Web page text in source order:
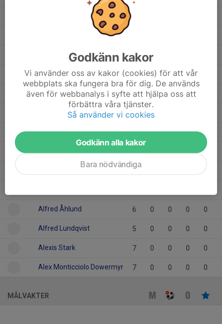
Kevin Mejias 4 0
Hugo Nyman 5 0 0 0
Holger Lindqvist 7 0 0 0
Edward Thellbro 7 0
Charlie Åsander 6 0 0 0
6 0 0 0 0
4
Alfred Åhlund 6 0 0 0 0
Alfred Lundqvist 5 0 0 0 0
Alexis Stark 7 0 0 0 0
Alex Monticciolo Dowermyr 7 0 0 0 0
MÅLVAKTER
Godkänn kakor
Vi använder oss av kakor (cookies) för att vår
webbplats ska fungera bra för dig. De används
även för webbanalys i syfte att hjälpa oss att
förbättra våra tjänster.
Så använder vi cookies
Godkänn alla kakor
Bara nödvändiga